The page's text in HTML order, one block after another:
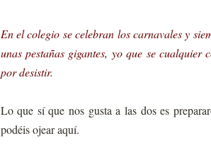
En el colegio se celebran los carnavales y
unas pestañas gigantes, yo que se
por desistir.
Lo que sí que nos gusta a las dos es
podéis ojear aquí.